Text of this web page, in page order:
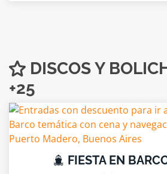
DISCOS Y
+25
FIESTA EN